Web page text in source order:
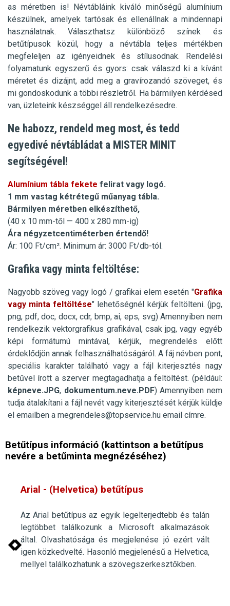
as méretben is! Névtábláink kiváló minőségű alumínium
készülnek, amelyek tartósak és ellenállnak a mindennapi
használatnak. Választhatsz különböző színek és
betűtípusok közül, hogy a névtábla teljes mértékben
megfeleljen az igényeidnek és stílusodnak. Rendelési
folyamatunk egyszerű és gyors: csak válaszd ki a kívánt
méretet és dizájnt, add meg a gravírozandó szöveget, és
mi gondoskodunk a többi részletről. Ha bármilyen kérdésed
van, üzleteink készséggel áll rendelkezésedre.
Ne habozz, rendeld meg most, és tedd
egyedivé névtábládat a MISTER MINIT
segítségével!
Alumínium tábla fekete felirat vagy logó.
1 mm vastag kétrétegű műanyag tábla.
Bármilyen méretben elkészíthető,
(40 x 10 mm-től — 400 x 280 mm-ig)
Ára négyzetcentiméterben értendő!
Ár: 100 Ft/cm². Minimum ár: 3000 Ft/db-tól.
Grafika vagy minta feltöltése:
Nagyobb szöveg vagy logó / grafikai elem esetén "Grafika
vagy minta feltöltése" lehetőségnél kérjük feltölteni. (jpg,
png, pdf, doc, docx, cdr, bmp, ai, eps, svg) Amennyiben nem
rendelkezik vektorgrafikus grafikával, csak jpg, vagy egyéb
képi formátumú mintával, kérjük, megrendelés előtt
érdeklődjön annak felhasználhatóságáról. A fáj névben pont,
speciális karakter található vagy a fájl kiterjesztés nagy
betűvel írott a szerver megtagadhatja a feltöltést. (például:
képneve.JPG, dokumentum.neve.PDF) Amennyiben nem
tudja átalakítani a fájl nevét vagy kiterjesztését kérjük küldje
el emailben a megrendeles@topservice.hu email címre.
Betűtípus információ (kattintson a betűtípus
nevére a betűminta megnézéséhez)
Arial - (Helvetica) betűtípus
Az Arial betűtípus az egyik legelterjedtebb és talán
legtöbbet találkozunk a Microsoft alkalmazások
által. Olvashatósága és megjelenése jó ezért vált
igen közkedvelté. Hasonló megjelenésű a Helvetica,
mellyel találkozhatunk a szövegszerkesztőkben.